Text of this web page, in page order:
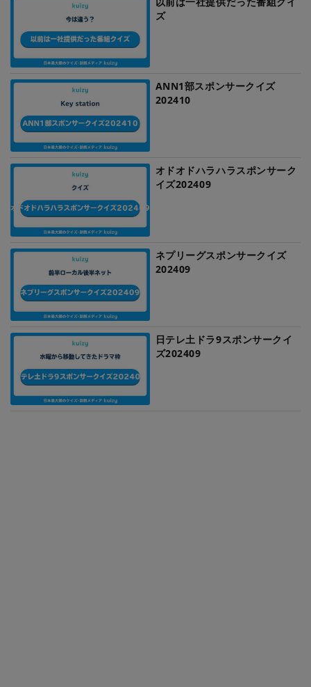
ズ
ANN1部スポンサークイズ
202410
オドオドハラハラスポンサーク
イズ202409
ネプリーグスポンサークイズ
202409
日テレ土ドラ9スポンサークイ
ズ202409